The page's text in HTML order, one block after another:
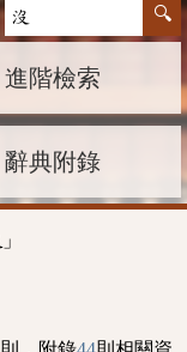
進階檢索
辭典附錄
」